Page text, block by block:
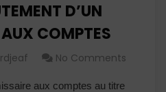
D’UN
COMPTES
No Comments
aux comptes au titre